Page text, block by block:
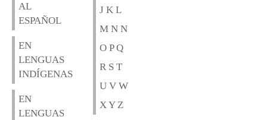
AL
ESPAÑOL
EN
LENGUAS
INDÍGENAS
EN
LENGUAS
J K L
M N N
O P Q
R S T
U V W
X Y Z